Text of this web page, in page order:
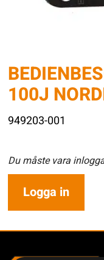
100J
949203-001
Du måste vara
Logga in